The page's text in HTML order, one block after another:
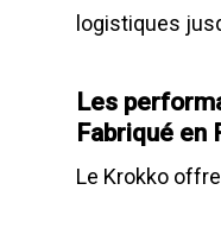
logistiques
Les
Fabriqué en
Le Krokko